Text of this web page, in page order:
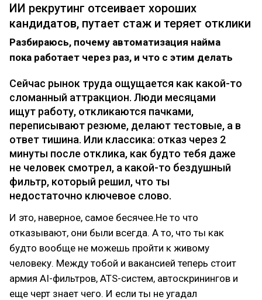
ИИ рекрутинг отсеивает хороших
кандидатов, путает стаж и теряет отклики
Разбираюсь, почему автоматизация найма
пока работает через раз, и что с этим делать
Сейчас рынок труда ощущается как какой-то
сломанный аттракцион. Люди месяцами
ищут работу, откликаются пачками,
переписывают резюме, делают тестовые, а в
ответ тишина. Или классика: отказ через 2
минуты после отклика, как будто тебя даже
не человек смотрел, а какой-то бездушный
фильтр, который решил, что ты
недостаточно ключевое слово.
И это, наверное, самое бесячее.Не то что
отказывают, они были всегда. А то, что ты как
будто вообще не можешь пройти к живому
человеку. Между тобой и вакансией теперь стоит
армия AI-фильтров, ATS-систем, автоскринингов и
еще черт знает чего. И если ты не угадал